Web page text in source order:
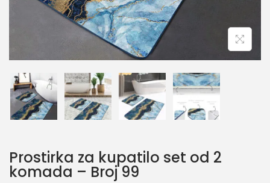
Prostirka za kupatilo set od 2
komada – Broj 99